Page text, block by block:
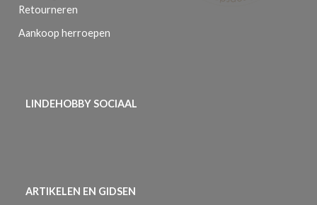
Retourneren
Aankoop herroepen
LINDEHOBBY SOCIAAL
ARTIKELEN EN GIDSEN